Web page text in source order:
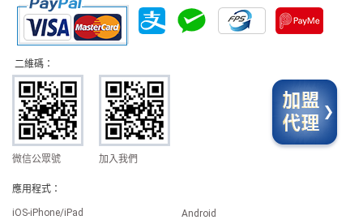
二維碼：
微信公眾號 加入我們
應用程式：
iOS-iPhone/iPad Android